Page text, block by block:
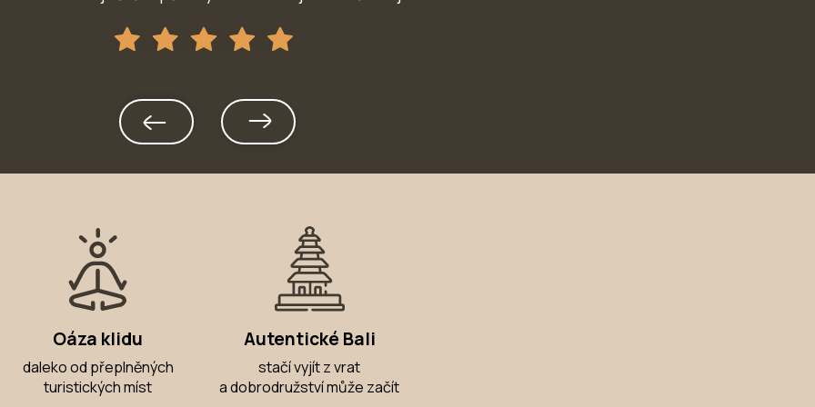
Oáza klidu
daleko od přeplněných
turistických míst
Autentické Bali
stačí vyjít z vrat
a dobrodružství může začít